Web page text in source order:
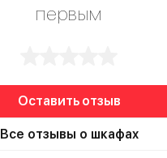
первым
Оставить отзыв
Все отзывы о шкафах